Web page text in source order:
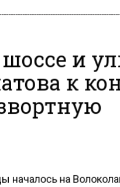
шоссе и
к
началось на